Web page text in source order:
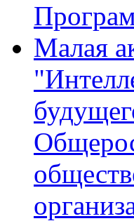
Малая